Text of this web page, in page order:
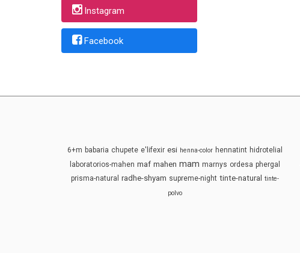
Instagram
Facebook
6+m babaria chupete e'lifexir esi henna-color hennatint hidrotelial
laboratorios-mahen maf mahen mam marnys ordesa phergal
prisma-natural radhe-shyam supreme-night tinte-natural
tinte-
polvo